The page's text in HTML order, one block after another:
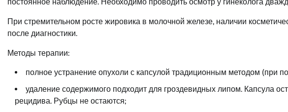
При стремительном росте жировика в молочной железе, наличии
после диагностики.
Методы терапии:
полное устранение опухоли с капсулой традиционным методом (при
удаление содержимого подходит для гроздевидных липом. Капсула
рецидива. Рубцы не остаются;